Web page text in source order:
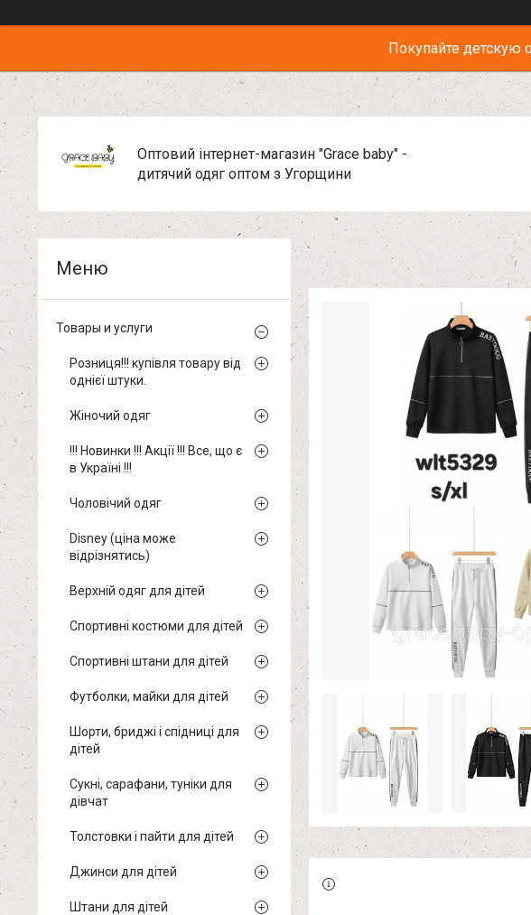
Покупайте
Оптовий інтернет-магазин "Grace baby" -
дитячий одяг оптом з Угорщини
Товары и услуги
Розниця!!! купівля товару від
однієї штуки.
Жіночий одяг
!!! Новинки !!! Акції !!! Все, що є
в Україні !!!
Чоловічий одяг
Disney (ціна може
відрізнятись)
Верхній одяг для дітей
Спортивні костюми для дітей
Спортивні штани для дітей
Футболки, майки для дітей
Шорти, бриджі і спідниці для
дітей
Сукні, сарафани, туніки для
дівчат
Толстовки і пайти для дітей
Джинси для дітей
Штани для дітей